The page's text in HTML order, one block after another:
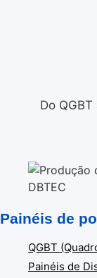
Do
Painéis de
QGBT
Painéis de